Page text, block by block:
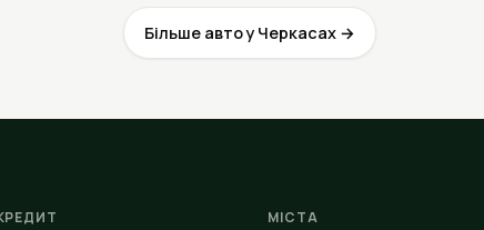
Більше авто у Черкасах →
МІСТА